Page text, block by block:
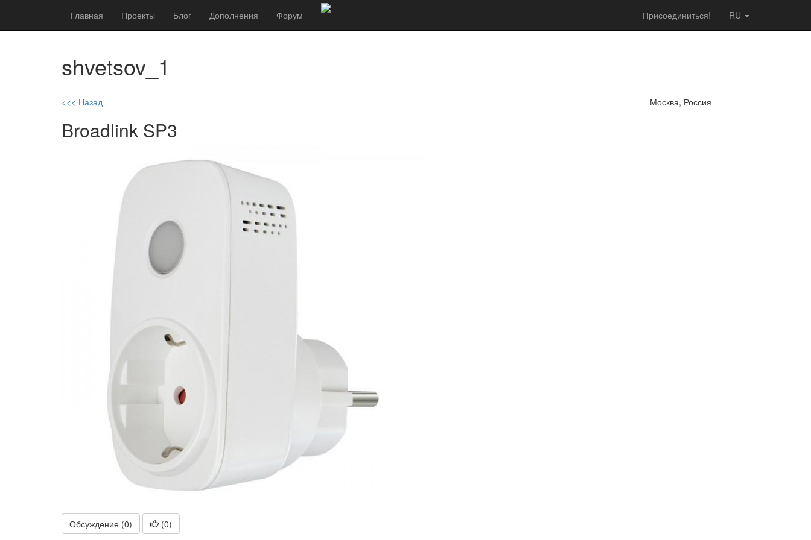
Главная Проекты Блог Дополнения Форум RU
Присоединиться!
shvetsov_1
<<< Назад
Broadlink SP3
Обсуждение (0) (0)
Москва, Россия